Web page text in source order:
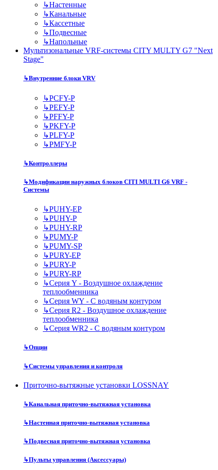
↳Настенные
↳Канальные
↳Кассетные
↳Подвесные
↳Напольные
Мультизональные VRF-системы CITY MULTY G7 "Next
Stage"
↳Внутренние блоки VRV
↳PCFY-P
↳PEFY-P
↳PFFY-P
↳PKFY-P
↳PLFY-P
↳PMFY-P
↳Контроллеры
↳Модификации наружных блоков CITI MULTI G6 VRF -
Системы
↳PUHY-EP
↳PUHY-P
↳PUHY-RP
↳PUMY-P
↳PUMY-SP
↳PURY-EP
↳PURY-P
↳PURY-RP
↳Серия Y - Воздушное охлаждение
теплообменника
↳Серия WY - С водяным контуром
↳Серия R2 - Воздушное охлаждение
теплообменника
↳Серия WR2 - С водяным контуром
↳Опции
↳Системы управления и контроля
Приточно-вытяжные установки LOSSNAY
↳Канальная приточно-вытяжная установка
↳Настенная приточно-вытяжная установка
↳Подвесная приточно-вытяжная установка
↳Пульты управления (Аксессуары)